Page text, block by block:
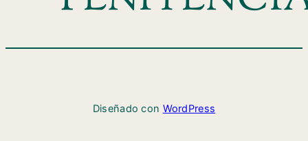
Diseñado con WordPress